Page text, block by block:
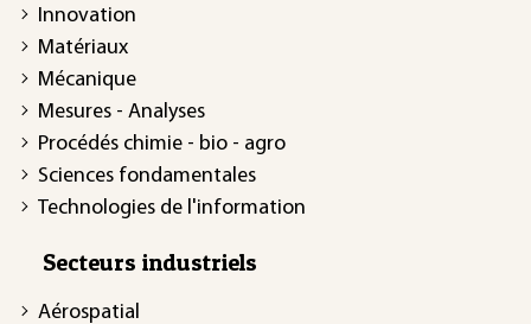
Innovation
Matériaux
Mécanique
Mesures - Analyses
Procédés chimie - bio - agro
Sciences fondamentales
Technologies de l'information
Secteurs industriels
Aérospatial